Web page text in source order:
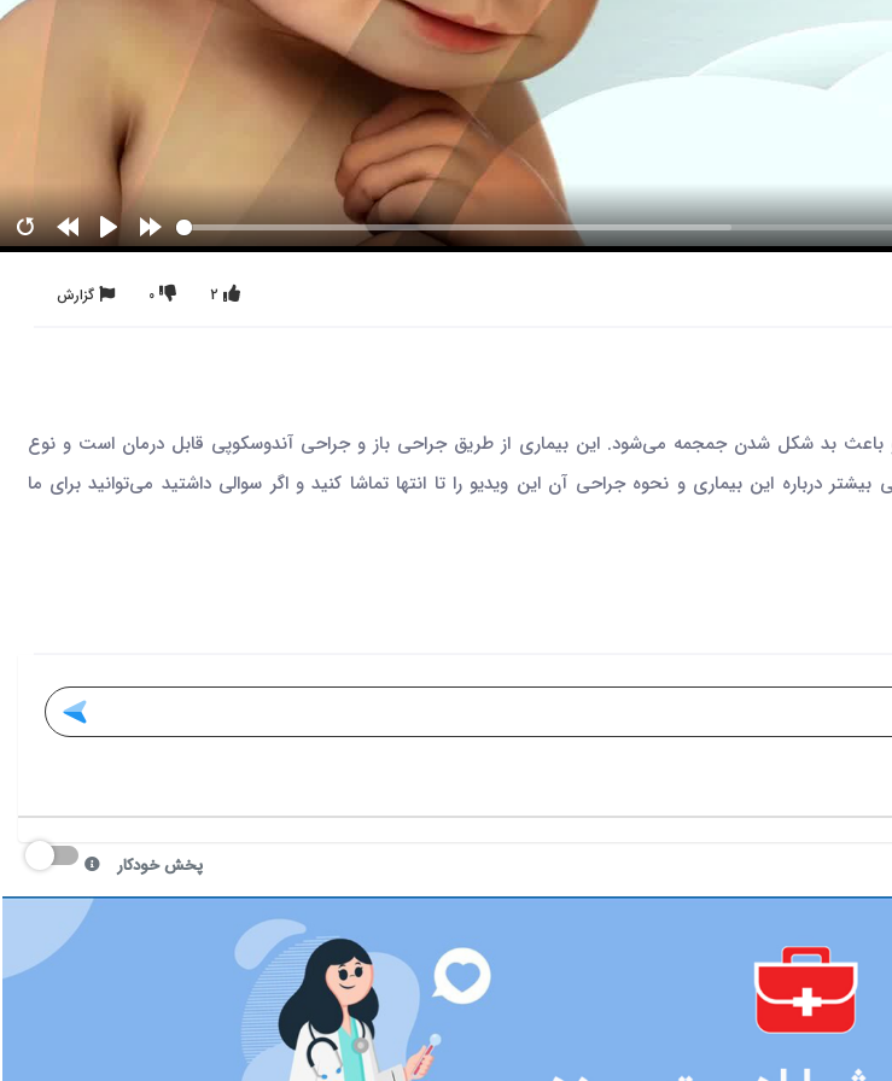
گزارش 0 2
و باعث بد شکل شدن جمجمه می‌شود. این بیماری از طریق جراحی باز و جراحی آندوسکوپی قابل درمان است و نوع
این بیماری و نحوه جراحی آن این ویدیو را تا انتها تماشا کنید و اگر سوالی داشتید می‌توانید برای ما
پخش خودکار